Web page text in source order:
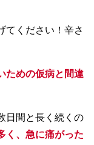
てください！辛さ
ための仮病と間違
日間と長く続くの
く、急に痛がった